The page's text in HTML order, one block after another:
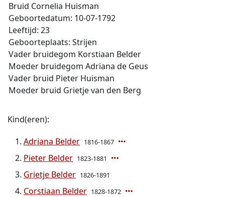
Bruid Cornelia Huisman
Geboortedatum: 10-07-1792
Leeftijd: 23
Geboorteplaats: Strijen
Vader bruidegom Korstiaan Belder
Moeder bruidegom Adriana de Geus
Vader bruid Pieter Huisman
Moeder bruid Grietje van den Berg
Kind(eren):
Adriana Belder 1816-1867
Pieter Belder 1823-1881
Grietje Belder 1826-1891
Corstiaan Belder 1828-1872